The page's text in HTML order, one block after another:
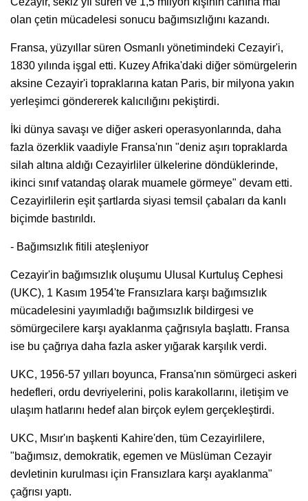
olan çetin mücadelesi sonucu bağımsızlığını kazandı.
Fransa, yüzyıllar süren Osmanlı yönetimindeki Cezayir'i,
1830 yılında işgal etti. Kuzey Afrika'daki diğer sömürgelerin
aksine Cezayir'i topraklarına katan Paris, bir milyona yakın
yerleşimci göndererek kalıcılığını pekiştirdi.
İki dünya savaşı ve diğer askeri operasyonlarında, daha
fazla özerklik vaadiyle Fransa'nın "deniz aşırı topraklarda
silah altına aldığı Cezayirliler ülkelerine döndüklerinde,
ikinci sınıf vatandaş olarak muamele görmeye" devam etti.
Cezayirlilerin eşit şartlarda siyasi temsil çabaları da kanlı
biçimde bastırıldı.
- Bağımsızlık fitili ateşleniyor
Cezayir'in bağımsızlık oluşumu Ulusal Kurtuluş Cephesi
(UKC), 1 Kasım 1954'te Fransızlara karşı bağımsızlık
mücadelesini yayımladığı bağımsızlık bildirgesi ve
sömürgecilere karşı ayaklanma çağrısıyla başlattı. Fransa
ise bu çağrıya daha fazla asker yığarak karşılık verdi.
UKC, 1956-57 yılları boyunca, Fransa'nın sömürgeci askeri
hedefleri, ordu devriyelerini, polis karakollarını, iletişim ve
ulaşım hatlarını hedef alan birçok eylem gerçekleştirdi.
UKC, Mısır'ın başkenti Kahire'den, tüm Cezayirlilere,
"bağımsız, demokratik, egemen ve Müslüman Cezayir
devletinin kurulması için Fransızlara karşı ayaklanma"
çağrısı yaptı.